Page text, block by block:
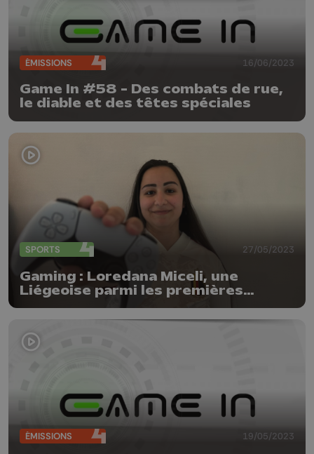
ÉMISSIONS 16/06/2023
Game In #58 - Des combats de rue,
le diable et des têtes spéciales
SPORTS 27/05/2023
Gaming : Loredana Miceli, une
Liégeoise parmi les premières
eFlames
ÉMISSIONS 19/05/2023